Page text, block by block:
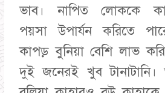
ভাব। নাপিত লোককে
পয়সা উপার্যন করিতে
কাপড় বুনিয়া বেশি লাভ
দুই জনেরই খুব টানাটানি।